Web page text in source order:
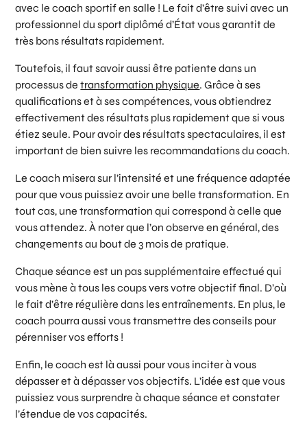
avec le coach sportif en salle ! Le fait d’être suivi avec un
professionnel du sport diplômé d’État vous garantit de
très bons résultats rapidement.
Toutefois, il faut savoir aussi être patiente dans un
processus detransformation physique. Grâce à ses
qualifications et à ses compétences, vous obtiendrez
effectivement des résultats plus rapidement que si vous
étiez seule. Pour avoir des résultats spectaculaires, il est
important de bien suivre les recommandations du coach.
Le coach misera sur l’intensité et une fréquence adaptée
pour que vous puissiez avoir une belle transformation. En
tout cas, une transformation qui correspond à celle que
vous attendez. À noter que l’on observe en général, des
changements au bout de 3 mois de pratique.
Chaque séance est un pas supplémentaire effectué qui
vous mène à tous les coups vers votre objectif final. D’où
le fait d’être régulière dans les entraînements. En plus, le
coach pourra aussi vous transmettre des conseils pour
pérenniser vos efforts !
Enfin, le coach est là aussi pour vous inciter à vous
dépasser et à dépasser vos objectifs. L’idée est que vous
puissiez vous surprendre à chaque séance et constater
l’étendue de vos capacités.